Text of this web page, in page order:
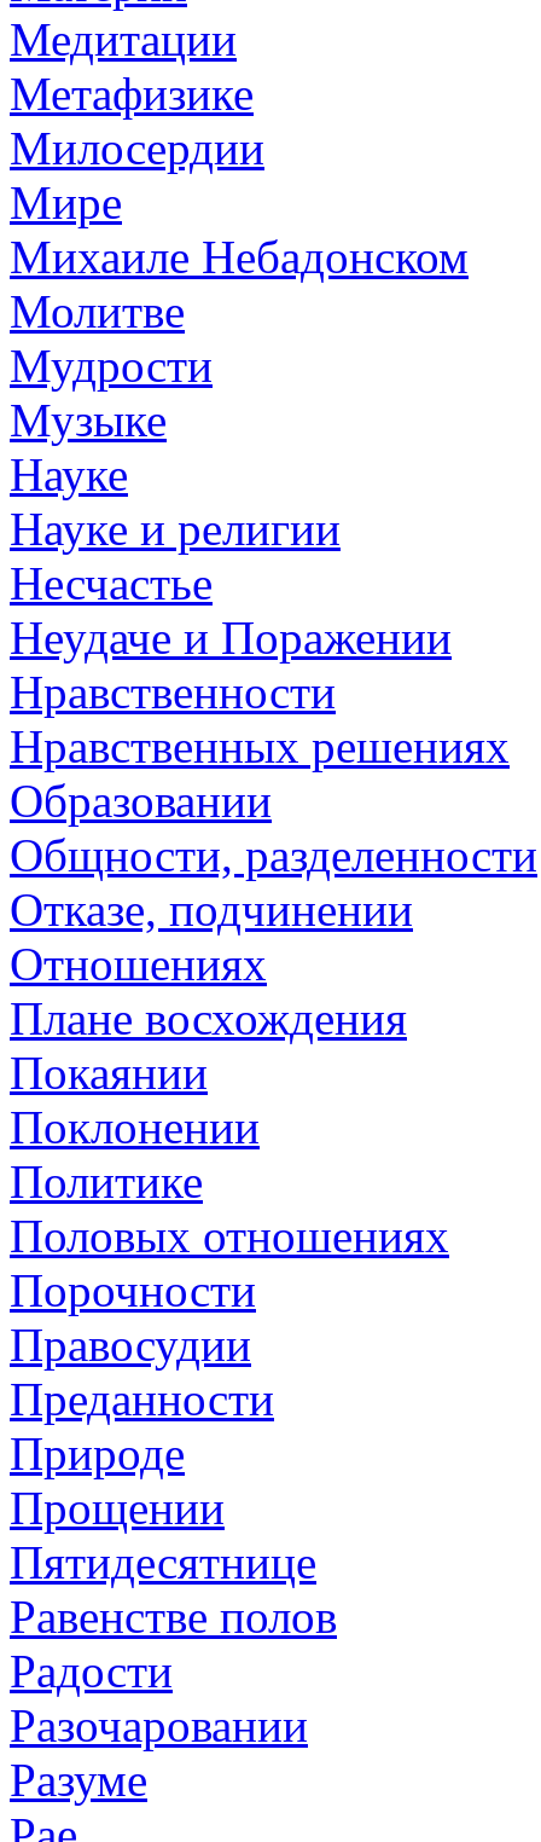
Медитации
Метафизике
Милосердии
Мире
Михаиле Небадонском
Молитве
Мудрости
Музыке
Науке
Науке и религии
Несчастье
Неудаче и Поражении
Нравственности
Нравственных решениях
Образовании
Общности, разделенности
Отказе, подчинении
Отношениях
Плане восхождения
Покаянии
Поклонении
Политике
Половых отношениях
Порочности
Правосудии
Преданности
Природе
Прощении
Пятидесятнице
Равенстве полов
Радости
Разочаровании
Разуме